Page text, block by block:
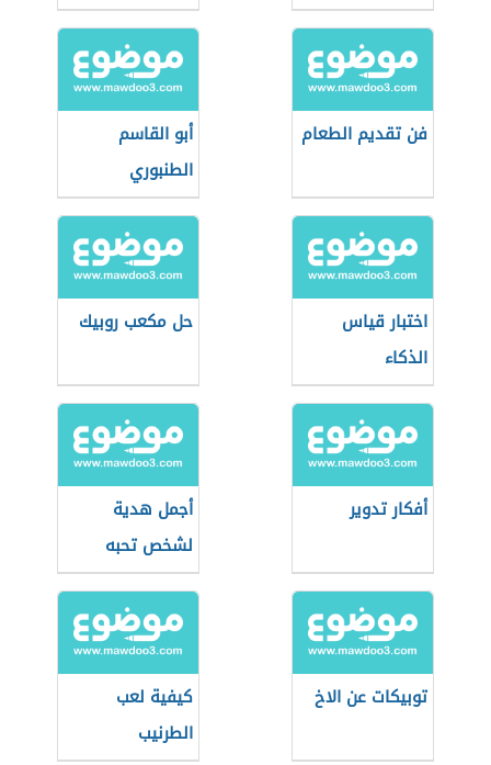
فن تقديم الطعام
أبو القاسم
الطنبوري
اختبار قياس
الذكاء
حل مكعب روبيك
أفكار تدوير
أجمل هدية
لشخص تحبه
توبيكات عن الاخ
كيفية لعب
الطرنيب